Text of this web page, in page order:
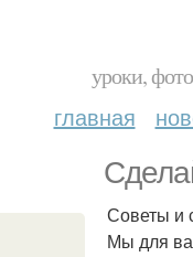
уроки,
главная
Советы и
Мы для